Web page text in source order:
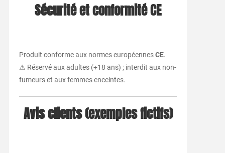
Sécurité et conformité CE
Produit conforme aux normes européennesCE.
⚠ Réservé aux adultes (+18 ans) ; interdit aux non-
fumeurs et aux femmes enceintes.
Avis clients (exemples fictifs)